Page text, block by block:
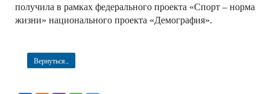
получила в рамках федерального проекта «Спорт – норма
жизни» национального проекта «Демография».
Вернуться...